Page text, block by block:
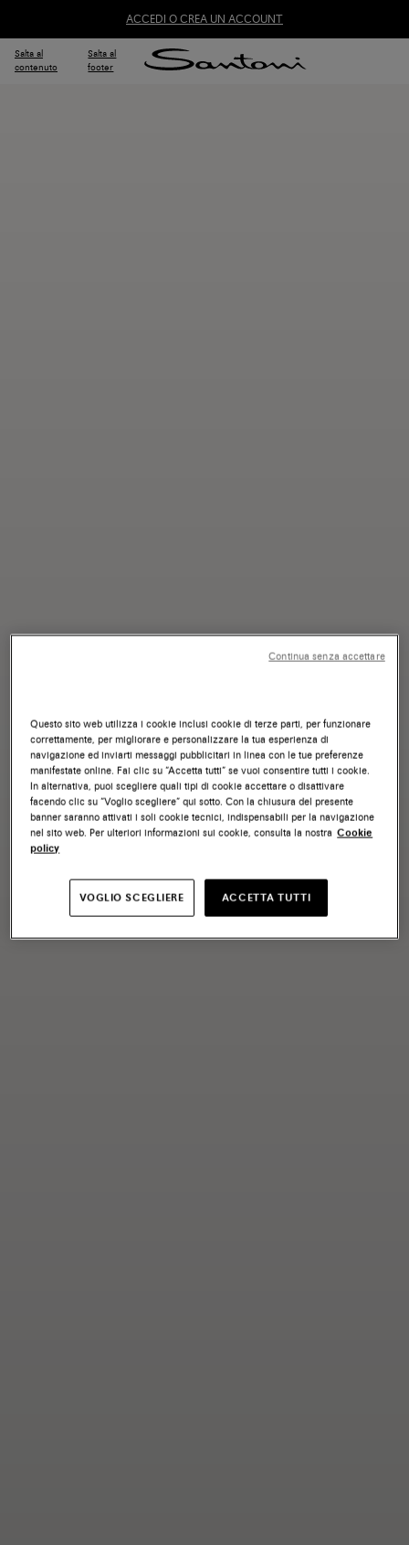
ACCEDI O CREA UN ACCOUNT
Salta al
contenuto
Salta al
footer
Questo sito web utilizza i cookie inclusi cookie di terze parti, per funzionare
correttamente, per migliorare e personalizzare la tua esperienza di
navigazione ed inviarti messaggi pubblicitari in linea con le tue preferenze
manifestate online. Fai clic su “Accetta tutti” se vuoi consentire tutti i cookie.
In alternativa, puoi scegliere quali tipi di cookie accettare o disattivare
facendo clic su “Voglio scegliere” qui sotto. Con la chiusura del presente
banner saranno attivati i soli cookie tecnici, indispensabili per la navigazione
nel sito web. Per ulteriori informazioni sui cookie, consulta la nostra Cookie
policy
VOGLIO SCEGLIERE ACCETTA TUTTI
Continua senza accettare